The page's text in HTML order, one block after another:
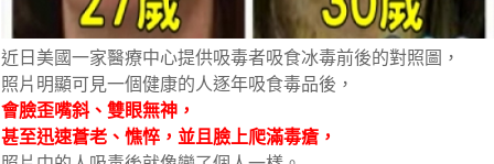
近日美國一家醫療中心提供吸毒者吸食冰毒前後的對照圖，
照片明顯可見一個健康的人逐年吸食毒品後，
會臉歪嘴斜、雙眼無神，
甚至迅速蒼老、憔悴，並且臉上爬滿毒瘡，